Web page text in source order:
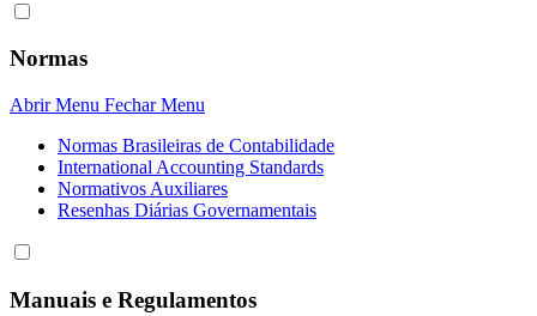
Normas
Abrir Menu Fechar Menu
Normas Brasileiras de Contabilidade
International Accounting Standards
Normativos Auxiliares
Resenhas Diárias Governamentais
Manuais e Regulamentos